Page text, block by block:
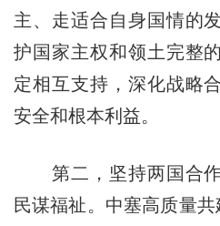
主、走适合自身国情的
护国家主权和领土完整
定相互支持，深化战略
安全和根本利益。
第二，坚持两国合作
民谋福祉。中塞高质量